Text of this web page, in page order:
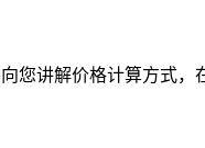
您讲解价格计算方式